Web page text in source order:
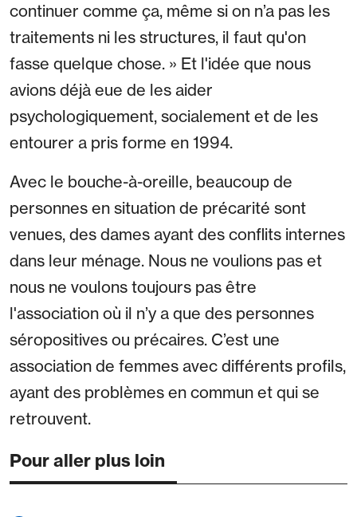
continuer comme ça, même si on n’a pas les
traitements ni les structures, il faut qu'on
fasse quelque chose. » Et l'idée que nous
avions déjà eue de les aider
psychologiquement, socialement et de les
entourer a pris forme en 1994.
Avec le bouche-à-oreille, beaucoup de
personnes en situation de précarité sont
venues, des dames ayant des conflits internes
dans leur ménage. Nous ne voulions pas et
nous ne voulons toujours pas être
l'association où il n’y a que des personnes
séropositives ou précaires. C’est une
association de femmes avec différents profils,
ayant des problèmes en commun et qui se
retrouvent.
Pour aller plus loin